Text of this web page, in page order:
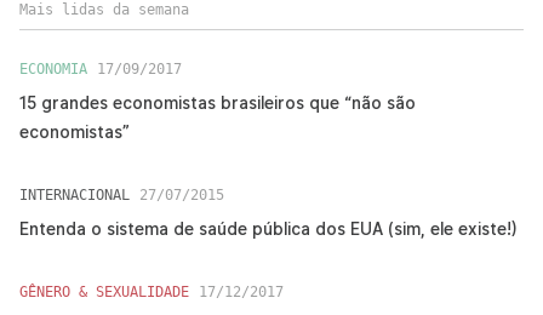
Mais lidas da semana
ECONOMIA 17/09/2017
15 grandes economistas brasileiros que “não são
economistas”
INTERNACIONAL 27/07/2015
Entenda o sistema de saúde pública dos EUA (sim, ele existe!)
GÊNERO & SEXUALIDADE 17/12/2017